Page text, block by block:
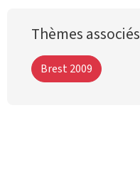
Thèmes associés
Brest 2009